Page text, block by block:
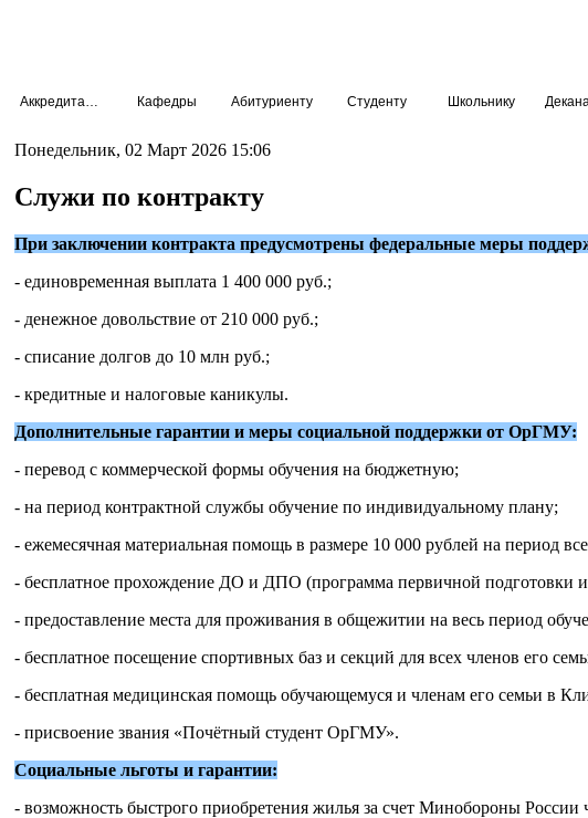
Кафедры Абитуриенту Студенту Школьнику
Понедельник, 02 Март 2026 15:06
Служи по контракту
При заключении контракта предусмотрены федеральные меры
- единовременная выплата 1 400 000 руб.;
- денежное довольствие от 210 000 руб.;
- списание долгов до 10 млн руб.;
- кредитные и налоговые каникулы.
Дополнительные гарантии и меры социальной поддержки от ОрГМУ:
- перевод с коммерческой формы обучения на бюджетную;
- на период контрактной службы обучение по индивидуальному плану;
- ежемесячная материальная помощь в размере 10 000 рублей на период
- бесплатное прохождение ДО и ДПО (программа первичной подготовки
- предоставление места для проживания в общежитии на весь период
- бесплатное посещение спортивных баз и секций для всех членов его
- бесплатная медицинская помощь обучающемуся и членам его семьи в
- присвоение звания «Почётный студент ОрГМУ».
Социальные льготы и гарантии:
- возможность быстрого приобретения жилья за счет Минобороны России